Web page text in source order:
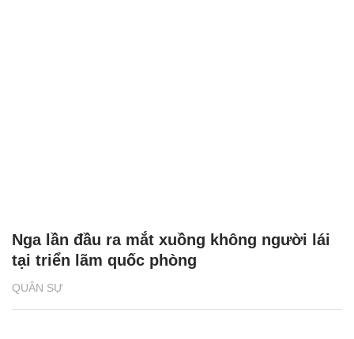
QUÂN SỰ
Nga lần đầu ra mắt xuồng không người lái
tại triển lãm quốc phòng